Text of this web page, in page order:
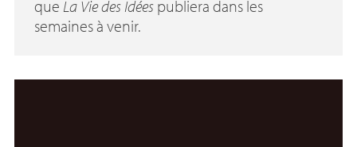
que La Vie des Idéespubliera dans les
semaines à venir.